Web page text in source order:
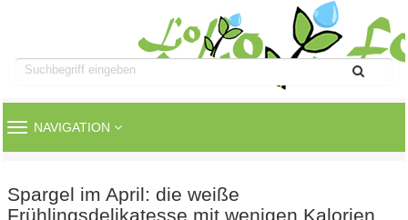
TOGGLE
NAVIGATION
Spargel im April: die weiße
Frühlingsdelikatesse mit wenigen Kalorien